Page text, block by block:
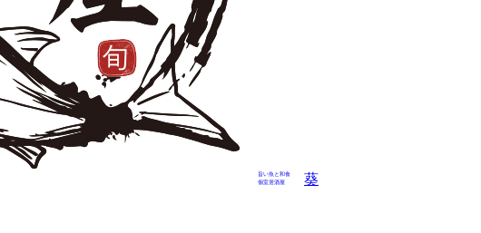
旨い魚と和食
個室居酒屋
葵